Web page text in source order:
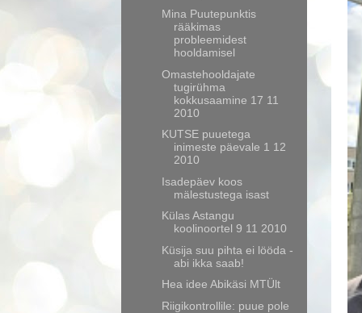
Mina Puutepunktis
rääkimas
probleemidest
hooldamisel
Omastehooldajate
tugirühma
kokkusaamine 17 11
2010
KUTSE puuetega
inimeste päevale 1 12
2010
Isadepäev koos
mälestustega isast
Külas Astangu
koolinoortel 9 11 2010
Küsija suu pihta ei lööda -
abi ikka saab!
Hea idee Abikäsi MTÜlt
Riigikontrollile: puue pole